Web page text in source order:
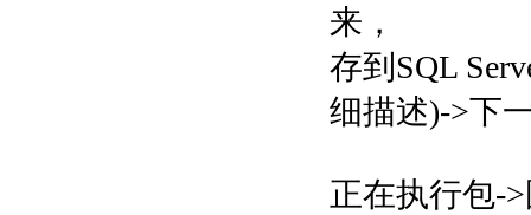
来，
存到SQL
细描述)->下
正在执行包-